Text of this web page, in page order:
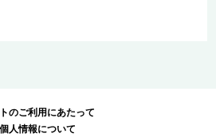
のご利用にあたって
個人情報について